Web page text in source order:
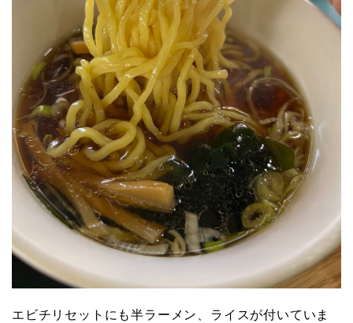
エビチリセットにも半ラーメン、ライスが付いていま